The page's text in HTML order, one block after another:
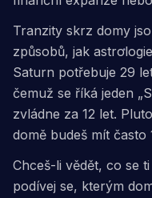
Tranzity skrz domy
způsobů, jak
Saturn potřebuje 29
čemuž se říká jeden
zvládne za 12 let.
domě budeš mít často
Chceš-li vědět, co se
podívej se, kterým